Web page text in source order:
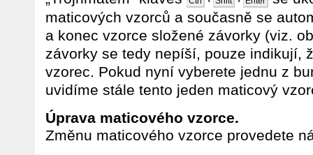
maticových vzorců a současně se
a konec vzorce složené závorky (viz.
závorky se tedy nepíší, pouze indikují,
vzorec. Pokud nyní vyberete jednu z
uvidíme stále tento jeden maticový
Úprava maticového vzorce.
Změnu maticového vzorce provedete